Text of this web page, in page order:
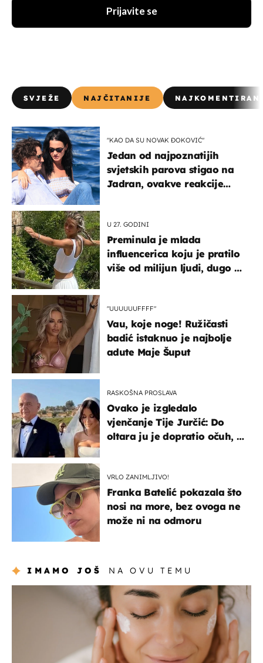
Prijavite se
SVJEŽE NAJČITANIJE
"KAO DA SU NOVAK ĐOKOVIĆ"
Jedan od najpoznatijih
svjetskih parova stigao na
Jadran, ovakve reakcije
U 27. GODINI
Preminula je mlada
influencerica koju je pratilo
više od milijun ljudi, dugo se
"UUUUUUFFFF"
Vau, koje noge! Ružičasti
badić istaknuo je najbolje
adute Maje Šuput
RASKOŠNA PROSLAVA
Ovako je izgledalo
vjenčanje Tije Jurčić: Do
oltara ju je dopratio očuh, a
VRLO ZANIMLJIVO!
Franka Batelić pokazala što
nosi na more, bez ovoga ne
može ni na odmoru
IMAMO JOŠ NA OVU TEMU
moda & ljepota